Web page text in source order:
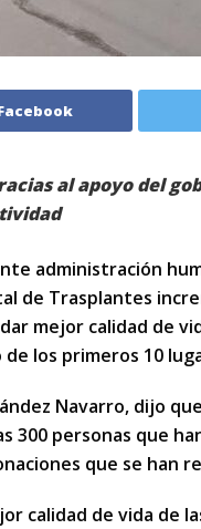
al apoyo del
administración
de Trasplantes
mejor calidad de
los primeros 10
Navarro, dijo
300 personas que
que se han
calidad de vida de